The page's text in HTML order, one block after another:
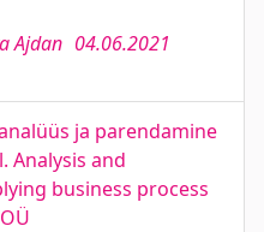
Ajdan 04.06.2021
ja parendamine
Analysis and
business process